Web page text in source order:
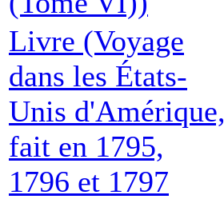
Livre (Voyage
dans les États-
Unis d'Amérique,
fait en 1795,
1796 et 1797